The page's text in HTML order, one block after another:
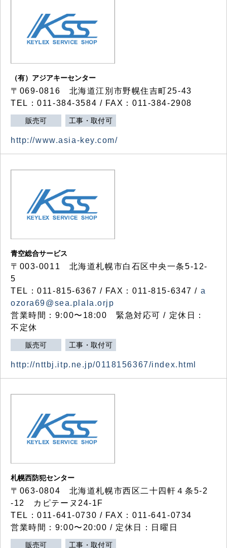
（有）アジアキーセンター
〒069-0816 北海道江別市野幌住吉町25-43
TEL：011-384-3584 / FAX：011-384-2908
販売可 工事・取付可
http://www.asia-key.com/
青空総合サービス
〒003-0011 北海道札幌市白石区中央一条5-12-
5
TEL：011-815-6367 / FAX：011-815-6347 / a
ozora69@sea.plala.orjp
営業時間：9:00〜18:00 緊急対応可 / 定休日：
不定休
販売可 工事・取付可
http://nttbj.itp.ne.jp/0118156367/index.html
札幌西防犯センター
〒063-0804 北海道札幌市西区二十四軒４条5-2
-12 カピテーヌ24-1F
TEL：011-641-0730 / FAX：011-641-0734
営業時間：9:00〜20:00 / 定休日：日曜日
販売可 工事・取付可